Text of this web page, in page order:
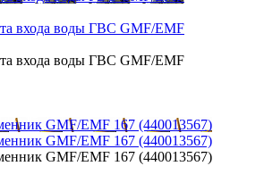
входа воды ГВС GMF/EMF
входа воды ГВС GMF/EMF
GMF/EMF 167 (440013567)
GMF/EMF 167 (440013567)
GMF/EMF 167 (440013567)